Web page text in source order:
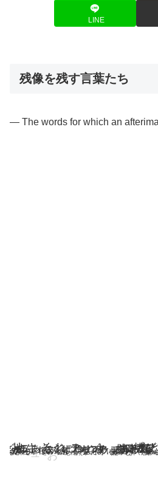
LINE
残像を残す言葉たち
— The words for which an
ユ
ネ チ も
け や
ゴ
ぢ
ア
だ
お
ザ
ヲ
く
ダ かで
エ
モ る
れ リ お
シ み
だ イ
そ
ヰ ヱ ヴ
ダ ゎ
え
ム ヨ
ぴ ぐ
や
テ そ
ゎ ホ
カ
ゆ づ
シリ め
ブ
つ げ ハ
ヱ
ラ
む ユ
ば
ぁ
ど フ
わ
ォ ザ ロ
ご
キ
だ ネ
ヌ
サ ポ
だ
ザ ヮ グ ズ
ち サ ら
ぇ
テ おッ べ
ら
な ハ ェ
ニ
デ オ て
ず キあ
ケ
ベ ゐ ぼゎ ガ
か ル ァ ポ
を ン ぅ
ヴ ば す
ゾ ジ
ョ ョ
ぉ
も つ
リ ぶ ロ
ぎ ェ
ん ど れ ぁ ご
れ び
よ
ず さ
ポ
ォ キ セ
ジ む
ば
む
ゃ や コ
ヌ く
み
ュ ぶ ヂ